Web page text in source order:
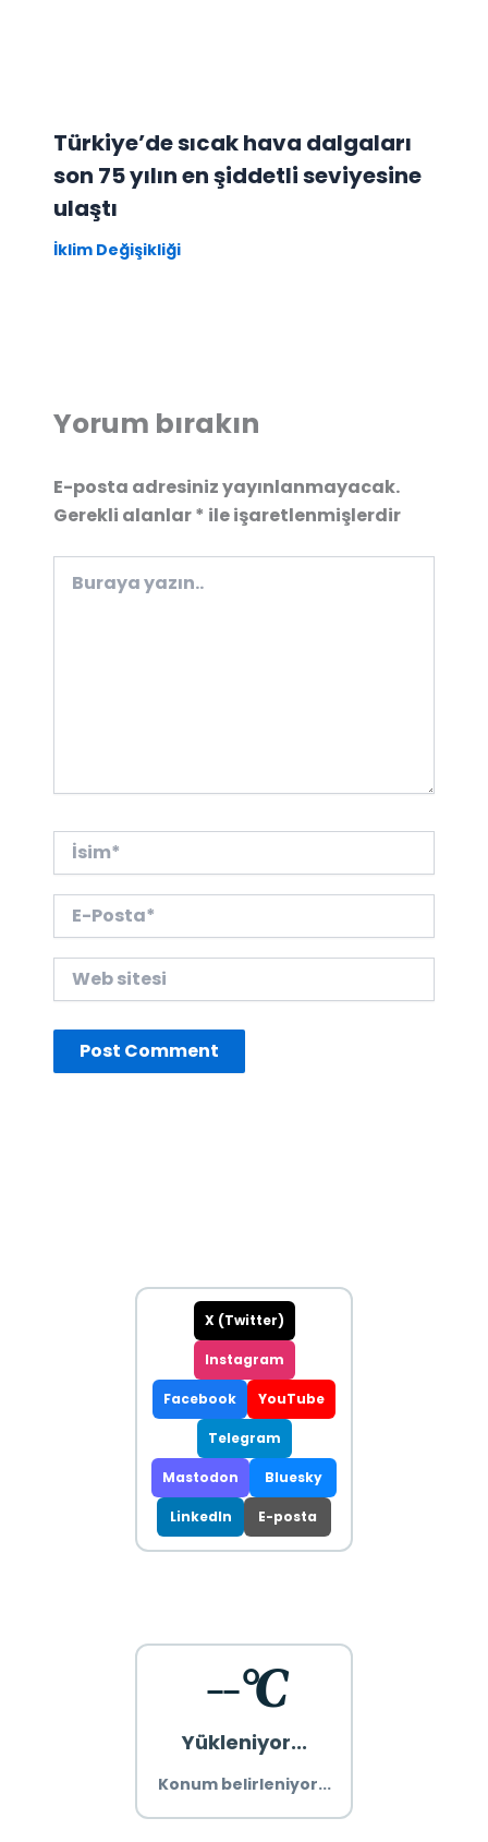
Türkiye’de sıcak hava dalgaları
son 75 yılın en şiddetli seviyesine
ulaştı
İklim Değişikliği
Yorum bırakın
E-posta adresiniz yayınlanmayacak.
Gerekli alanlar* ile işaretlenmişlerdir
yazın..
İsim*
Posta*
sitesi
X (Twitter)
Instagram
Facebook YouTube
Telegram
Mastodon Bluesky
LinkedIn E-posta
--°C
Yükleniyor...
Konum belirleniyor...